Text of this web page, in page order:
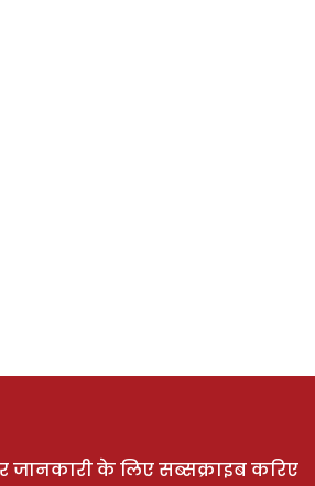
जानकारी के लिए सब्सक्राइब करिए